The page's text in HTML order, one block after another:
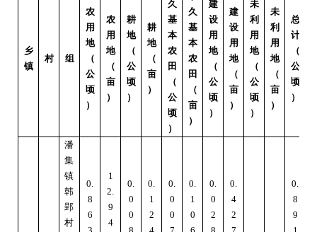
乡
镇
村 组
农
用
地
（
公
顷
）
农
用
地
（
亩
）
耕
地
（
公
顷
）
耕
地
（
亩
）
久
基
本
农
田
（
公
顷
）
久
基
本
农
田
（
亩
）
建
设
用
地
（
公
顷
）
建
设
用
地
（
亩
）
未
利
用
地
（
公
顷
）
未
利
用
地
（
亩
）
总
计
（
公
顷
）
潘
集
镇
韩
郢
村
0.
8
6
1
2.
9
4
0.
0
0
0.
1
2
0.
0
0
0.
1
0
0.
0
2
0.
4
2
0.
8
9